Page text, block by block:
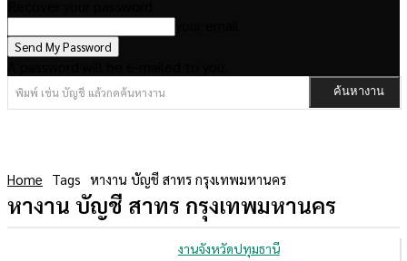
พิมพ์ เช่น บัญชี แล้วกดค้นหางาน ค้นหางาน
Home Tags หางาน บัญชี สาทร กรุงเทพมหานคร
หางาน บัญชี สาทร กรุงเทพมหานคร
งานจังหวัดปทุมธานี